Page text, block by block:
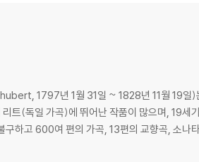
해서만 재생 가능합니다.
리 눌림 및 갈라짐이 발생할 수 있습니다. 반품
쇄 오류가 발생할 수 있습니다.
기도 합니다. 보호필름 손상에 의한 교환/반품
경우, 카톤박스 손상에 의한 교환/반품은 불가합
1797년 1월 31일 ~ 1828년 11월 19일)
리트(독일 가곡)에 뛰어난 작품이 많으며, 19
600여 편의 가곡, 13편의 교향곡, 소나타, 오페라